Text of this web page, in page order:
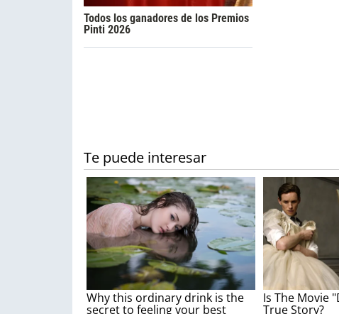
Todos los ganadores de los Premios
Pinti 2026